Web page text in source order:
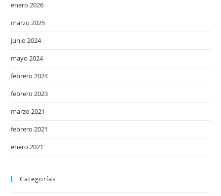
enero 2026
marzo 2025
junio 2024
mayo 2024
febrero 2024
febrero 2023
marzo 2021
febrero 2021
enero 2021
Categorías